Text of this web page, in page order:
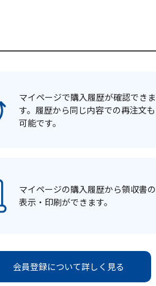
マイページで購入履歴が確認できま
す。履歴から同じ内容での再注文も
可能です。
マイページの購入履歴から領収書の
表示・印刷ができます。
会員登録について詳しく見る